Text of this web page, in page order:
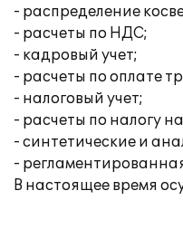
- распределение
- расчеты по НДС;
- кадровый учет;
- расчеты по оплате
- налоговый учет;
- расчеты по налогу
- синтетические и
-
В настоящее время